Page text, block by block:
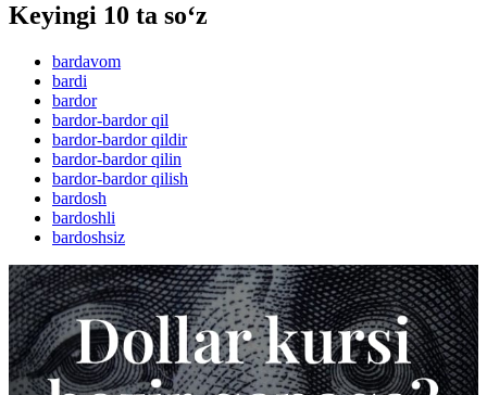
Keyingi 10 ta so‘z
bardavom
bardi
bardor
bardor-bardor qil
bardor-bardor qildir
bardor-bardor qilin
bardor-bardor qilish
bardosh
bardoshli
bardoshsiz